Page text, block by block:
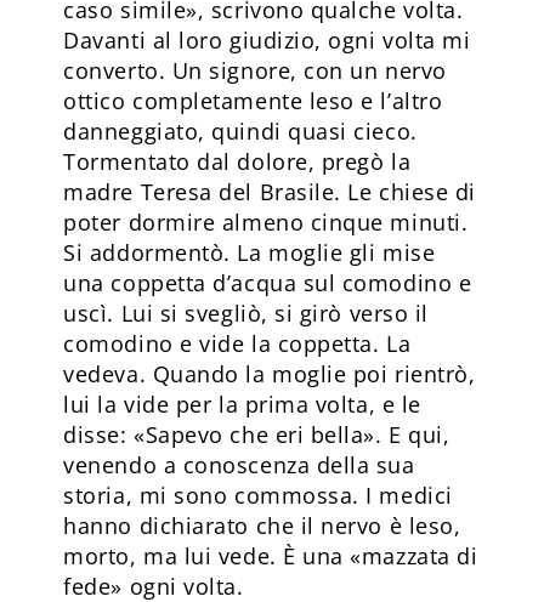
caso simile», scrivono qualche volta.
Davanti al loro giudizio, ogni volta mi
converto. Un signore, con un nervo
ottico completamente leso e l’altro
danneggiato, quindi quasi cieco.
Tormentato dal dolore, pregò la
madre Teresa del Brasile. Le chiese di
poter dormire almeno cinque minuti.
Si addormentò. La moglie gli mise
una coppetta d’acqua sul comodino e
uscì. Lui si svegliò, si girò verso il
comodino e vide la coppetta. La
vedeva. Quando la moglie poi rientrò,
lui la vide per la prima volta, e le
disse: «Sapevo che eri bella». E qui,
venendo a conoscenza della sua
storia, mi sono commossa. I medici
hanno dichiarato che il nervo è leso,
morto, ma lui vede. È una «mazzata di
fede» ogni volta.